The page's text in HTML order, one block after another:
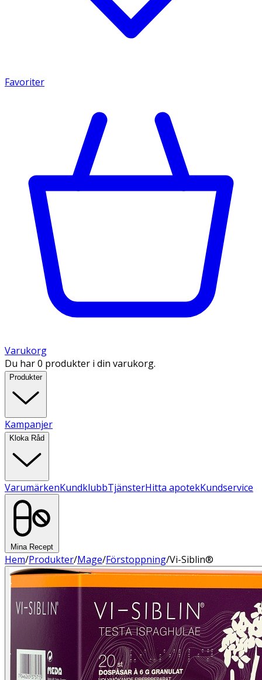
Favoriter
Varukorg
Du har 0 produkter i din varukorg.
Produkter
Kampanjer
Kloka Råd
VarumärkenKundklubbTjänsterHitta apotekKundservice
Mina Recept
Hem/Produkter/Mage/Förstoppning/Vi-Siblin®